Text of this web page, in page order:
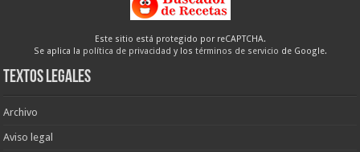
Este sitio está protegido por reCAPTCHA.
Se aplica la política de privacidad y los términos de servicio de Google.
Textos legales
Archivo
Aviso legal